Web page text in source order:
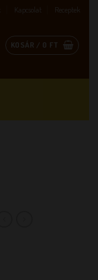
Kapcsolat Receptek
KOSÁR / 0 FT